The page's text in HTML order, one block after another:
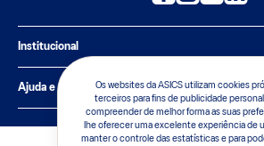
Os websites da ASICS utilizam cookies
terceiros para fins de publicidade
compreender de melhor forma as suas
lhe oferecer uma excelente experiência de
manter o controle das estatísticas e para
Institucional
Política de Privacidade
Sobre a ASICS
Ajuda e suporte
Central de Relacionamento